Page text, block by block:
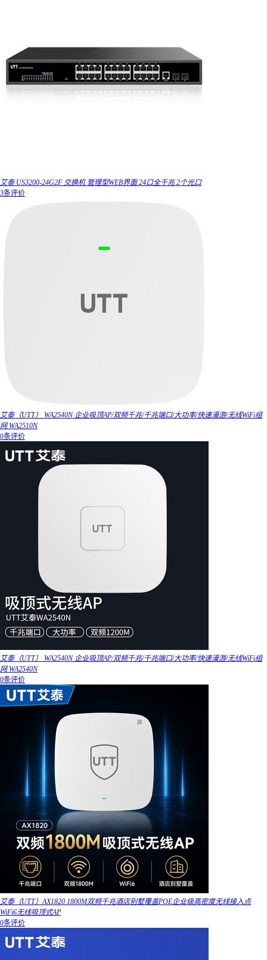
艾泰 US3200-24G2F 交换机 管理型WEB界面 24口全千兆 2个光口
3条评价
艾泰（UTT） WA2540N 企业吸顶AP/双频千兆/千兆端口/大功率/快速漫游/无线WiFi组
网 WA2510N
0条评价
艾泰（UTT） WA2540N 企业吸顶AP/双频千兆/千兆端口/大功率/快速漫游/无线WiFi组
网 WA2540N
0条评价
艾泰（UTT）AX1820 1800M双频千兆酒店别墅覆盖POE企业级高密度无线接入点
WiFi6无线吸顶式AP
0条评价